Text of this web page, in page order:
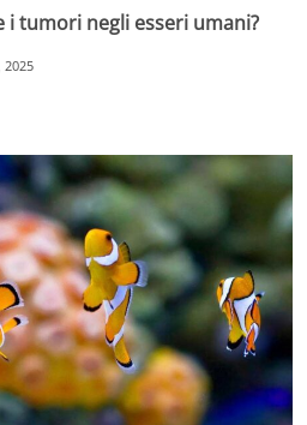
i tumori negli esseri umani?
2025